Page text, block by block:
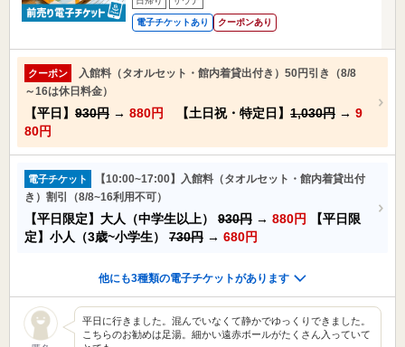
電子チケットあり クーポンあり
クーポン
入館料（タオルセット・館内着貸出付き）50円引き（8/8
～16は休日料金）
【平日】 930円 → 880円 【土日祝・特定日】 1,030円 → 9
80円
電子チケット
【10:00~17:00】入館料（タオルセット・館内着貸出付
き）割引（8/8~16利用不可）
【平日限定】大人（中学生以上） 930円 → 880円
【平日限
定】小人（3歳~小学生） 730円 → 680円
他にも3種類の電子チケットがあります
平日に行きました。混んでいなくて静かでゆっくりできました。
こちらのお勧めは足湯。細かい遠赤ボールがたくさん入っていて